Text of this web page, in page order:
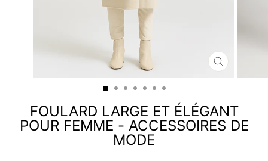
FERMER
(ESC)
FOULARD LARGE ET ÉLÉGANT
POUR FEMME - ACCESSOIRES DE
MODE